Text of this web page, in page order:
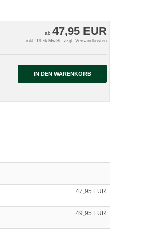
ab 47,95 EUR
inkl. 19 % MwSt. zzgl. Versandkosten
IN DEN WARENKORB
47,95 EUR
49,95 EUR